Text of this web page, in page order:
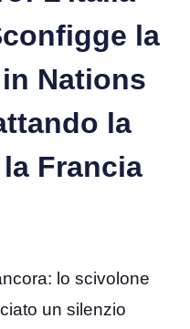
la
Nations
la
Francia
lo scivolone
un silenzio